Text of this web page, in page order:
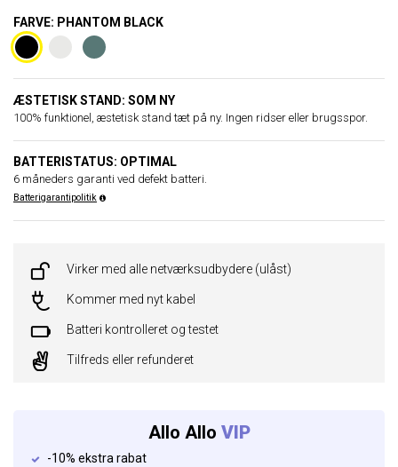
FARVE: PHANTOM BLACK
ÆSTETISK STAND: SOM NY
100% funktionel, æstetisk stand tæt på ny. Ingen ridser eller brugsspor.
BATTERISTATUS: OPTIMAL
6 måneders garanti ved defekt batteri.
Batterigarantipolitik
Virker med alle netværksudbydere (ulåst)
Kommer med nyt kabel
Batteri kontrolleret og testet
Tilfreds eller refunderet
Allo Allo VIP
-10% ekstra rabat